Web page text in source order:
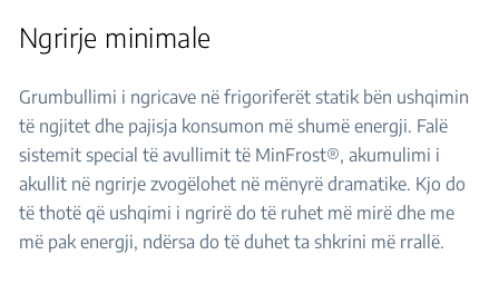
Ngrirje minimale
Grumbullimi i ngricave në frigoriferët statik bën ushqimin
të ngjitet dhe pajisja konsumon më shumë energji. Falë
sistemit special të avullimit të MinFrost®, akumulimi i
akullit në ngrirje zvogëlohet në mënyrë dramatike. Kjo do
të thotë që ushqimi i ngrirë do të ruhet më mirë dhe me
më pak energji, ndërsa do të duhet ta shkrini më rrallë.